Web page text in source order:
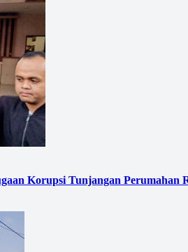
Korupsi Tunjangan Perumahan